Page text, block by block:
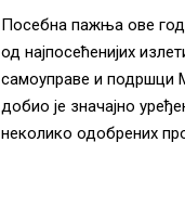
Посебна пажња ове
од најпосећенијих
самоуправе и подршци
добио је значајно
неколико одобрених